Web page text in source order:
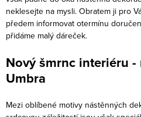
c
í
p
r
v
k
y
neklesejte na mysli. Obratem ji pro
předem informovat otermínu
přidáme malý dáreček.
Nový šmrnc interiéru
Umbra
Mezi oblíbené motivy nástěnných